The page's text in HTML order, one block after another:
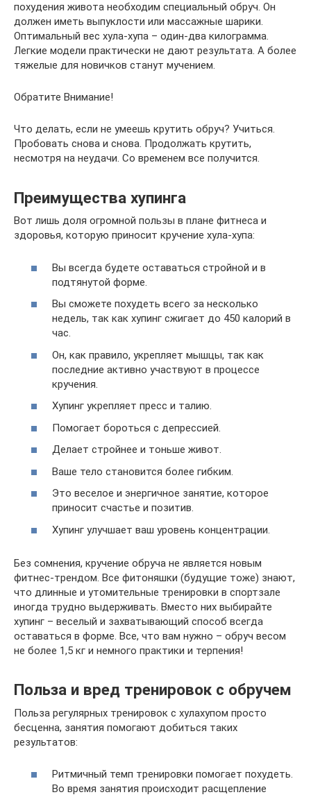
похудения живота необходим специальный обруч. Он
должен иметь выпуклости или массажные шарики.
Оптимальный вес хула-хупа – один-два килограмма.
Легкие модели практически не дают результата. А более
тяжелые для новичков станут мучением.
Обратите Внимание!
Что делать, если не умеешь крутить обруч? Учиться.
Пробовать снова и снова. Продолжать крутить,
несмотря на неудачи. Со временем все получится.
Преимущества хупинга
Вот лишь доля огромной пользы в плане фитнеса и
здоровья, которую приносит кручение хула-хупа:
Вы всегда будете оставаться стройной и в
подтянутой форме.
Вы сможете похудеть всего за несколько
недель, так как хупинг сжигает до 450 калорий в
час.
Он, как правило, укрепляет мышцы, так как
последние активно участвуют в процессе
кручения.
Хупинг укрепляет пресс и талию.
Помогает бороться с депрессией.
Делает стройнее и тоньше живот.
Ваше тело становится более гибким.
Это веселое и энергичное занятие, которое
приносит счастье и позитив.
Хупинг улучшает ваш уровень концентрации.
Без сомнения, кручение обруча не является новым
фитнес-трендом. Все фитоняшки (будущие тоже) знают,
что длинные и утомительные тренировки в спортзале
иногда трудно выдерживать. Вместо них выбирайте
хупинг – веселый и захватывающий способ всегда
оставаться в форме. Все, что вам нужно – обруч весом
не более 1,5 кг и немного практики и терпения!
Польза и вред тренировок с обручем
Польза регулярных тренировок с хулахупом просто
бесценна, занятия помогают добиться таких
результатов:
Ритмичный темп тренировки помогает похудеть.
Во время занятия происходит расщепление